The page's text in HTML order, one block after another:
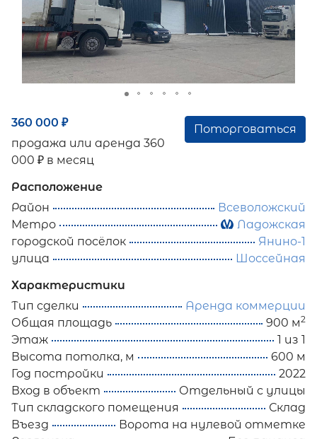
360 000 ₽
продажа или аренда 360
000 ₽ в месяц
Поторговаться
Расположение
Район
Всеволожский
Метро
Ладожская
городской посёлок
Янино-1
улица
Шоссейная
Характеристики
Тип сделки
Аренда коммерции
Общая площадь
900 м2
Этаж
1 из 1
Высота потолка, м
600 м
Год постройки
2022
Вход в объект
Отдельный с улицы
Тип складского помещения
Склад
Въезд
Ворота на нулевой отметке